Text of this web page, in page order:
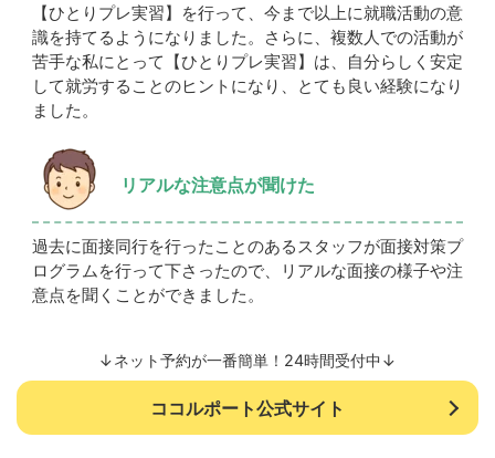
【ひとりプレ実習】を行って、今まで以上に就職活動の意
識を持てるようになりました。さらに、複数人での活動が
苦手な私にとって【ひとりプレ実習】は、自分らしく安定
して就労することのヒントになり、とても良い経験になり
ました。
リアルな注意点が聞けた
過去に面接同行を行ったことのあるスタッフが面接対策プ
ログラムを行って下さったので、リアルな面接の様子や注
意点を聞くことができました。
↓ネット予約が一番簡単！24時間受付中↓
ココルポート公式サイト